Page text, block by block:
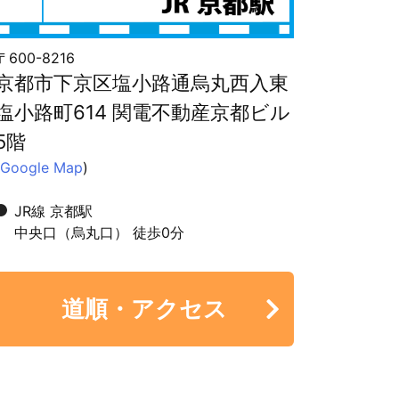
600-8216
都市下京区塩小路通烏丸西入東
小路町614 関電不動産京都ビル
階
Google Map)
JR線 京都駅
中央口（烏丸口） 徒歩0分
道順・アクセス